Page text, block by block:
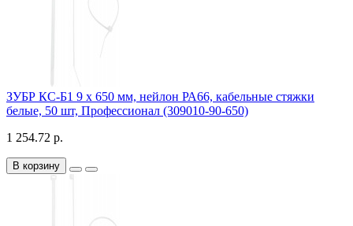
ЗУБР КС-Б1 9 x 650 мм, нейлон РА66, кабельные стяжки
белые, 50 шт, Профессионал (309010-90-650)
1 254.72 р.
В корзину